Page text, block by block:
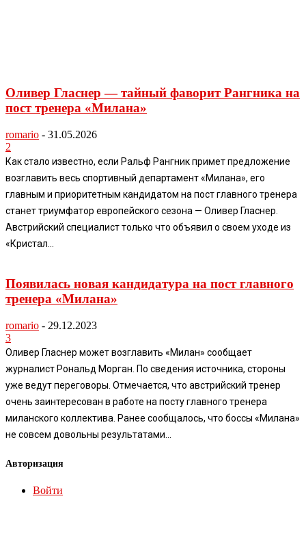
Оливер Гласнер — тайный фаворит Рангника на
пост тренера «Милана»
romario - 31.05.2026
2
Как стало известно, если Ральф Рангник примет предложение
возглавить весь спортивный департамент «Милана», его
главным и приоритетным кандидатом на пост главного тренера
станет триумфатор европейского сезона — Оливер Гласнер.
Австрийский специалист только что объявил о своем уходе из
«Кристал...
Появилась новая кандидатура на пост главного
тренера «Милана»
romario - 29.12.2023
3
Оливер Гласнер может возглавить «Милан» сообщает
журналист Рональд Морган. По сведения источника, стороны
уже ведут переговоры. Отмечается, что австрийский тренер
очень заинтересован в работе на посту главного тренера
миланского коллектива. Ранее сообщалось, что боссы «Милана»
не совсем довольны результатами...
Авторизация
Войти